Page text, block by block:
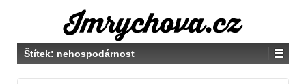
Štítek: nehospodárnost